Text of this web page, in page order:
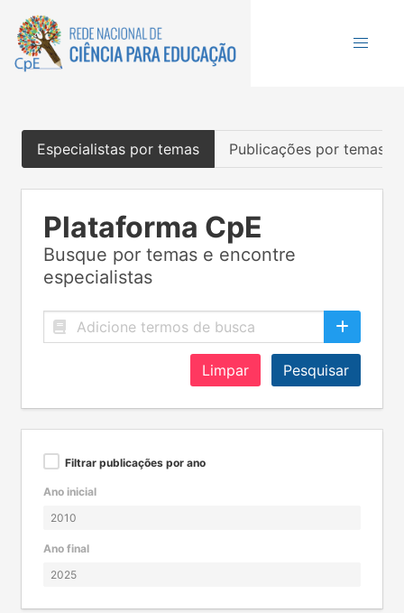
Especialistas por temas Publicações por temas
Plataforma CpE
Busque por temas e encontre
especialistas
Limpar Pesquisar
Filtrar publicações por ano
Ano inicial
Ano final